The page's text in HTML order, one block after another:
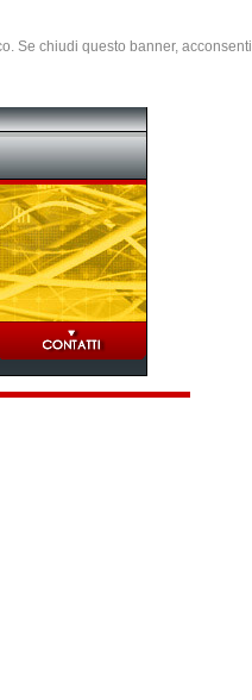
Se chiudi questo banner, acconsenti